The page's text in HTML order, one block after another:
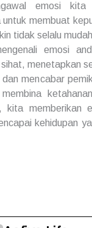
emosi kita
untuk membuat
tidak selalu
emosi
menetapkan
dan mencabar pem
membina
kita memberikan
kehidupan